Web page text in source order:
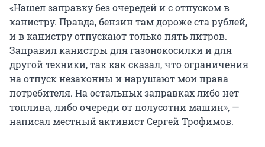
«Нашел заправку без очередей и с отпуском в
канистру. Правда, бензин там дороже ста рублей,
и в канистру отпускают только пять литров.
Заправил канистры для газонокосилки и для
другой техники, так как сказал, что ограничения
на отпуск незаконны и нарушают мои права
потребителя. На остальных заправках либо нет
топлива, либо очереди от полусотни машин», —
написал местный активист Сергей Трофимов.